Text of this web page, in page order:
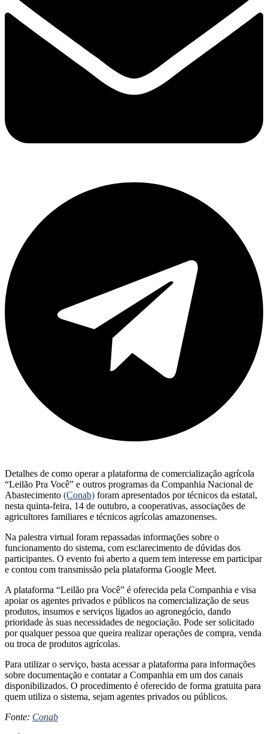
Detalhes de como operar a plataforma de comercialização agrícola
“Leilão Pra Você” e outros programas da Companhia Nacional de
Abastecimento (Conab) foram apresentados por técnicos da estatal,
nesta quinta-feira, 14 de outubro, a cooperativas, associações de
agricultores familiares e técnicos agrícolas amazonenses.
Na palestra virtual foram repassadas informações sobre o
funcionamento do sistema, com esclarecimento de dúvidas dos
participantes. O evento foi aberto a quem tem interesse em participar
e contou com transmissão pela plataforma Google Meet.
A plataforma “Leilão pra Você” é oferecida pela Companhia e visa
apoiar os agentes privados e públicos na comercialização de seus
produtos, insumos e serviços ligados ao agronegócio, dando
prioridade às suas necessidades de negociação. Pode ser solicitado
por qualquer pessoa que queira realizar operações de compra, venda
ou troca de produtos agrícolas.
Para utilizar o serviço, basta acessar a plataforma para informações
sobre documentação e contatar a Companhia em um dos canais
disponibilizados. O procedimento é oferecido de forma gratuita para
quem utiliza o sistema, sejam agentes privados ou públicos.
Fonte: Conab